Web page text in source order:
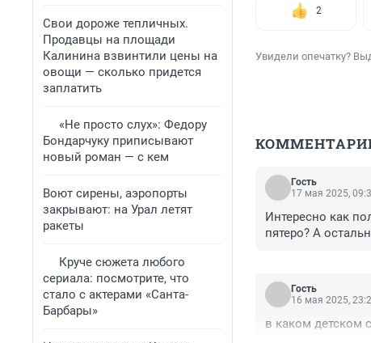
Свои дороже тепличных.
Продавцы на площади
Калинина взвинтили цены на
овощи — сколько придется
заплатить
«Не просто слух»: Федору
Бондарчуку приписывают
новый роман — с кем
Воют сирены, аэропорты
закрывают: на Урал летят
ракеты
Круче сюжета любого
сериала: посмотрите, что
стало с актерами «Санта-
Барбары»
2
Увидели опечатку?
Гость
17 мая 2025,
Интересно как
пятеро? А
Гость
16 мая 2025,
в каком детском